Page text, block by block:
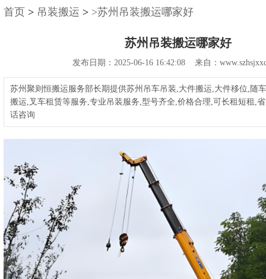
首页 > 吊装搬运 > >苏州吊装搬运哪家好
苏州吊装搬运哪家好
发布日期：2025-06-16 16:42:08 来自：
苏州聚则恒搬运服务部长期提供苏州吊车吊装,大件搬运,大件移位,随
搬运,叉车租赁等服务,专业吊装服务,型号齐全,价格合理,可长租短租,
话咨询